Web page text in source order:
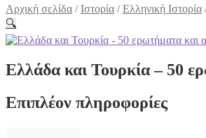
Αρχική σελίδα /Ιστορία /Ελληνική Ιστορία
🔍
Ελλάδα και Τουρκία – 50
Επιπλέον πληροφορίες